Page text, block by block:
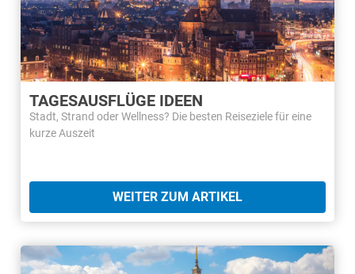
TAGESAUSFLÜGE IDEEN
Stadt, Strand oder Wellness? Die besten Reiseziele für eine
kurze Auszeit
WEITER ZUM ARTIKEL